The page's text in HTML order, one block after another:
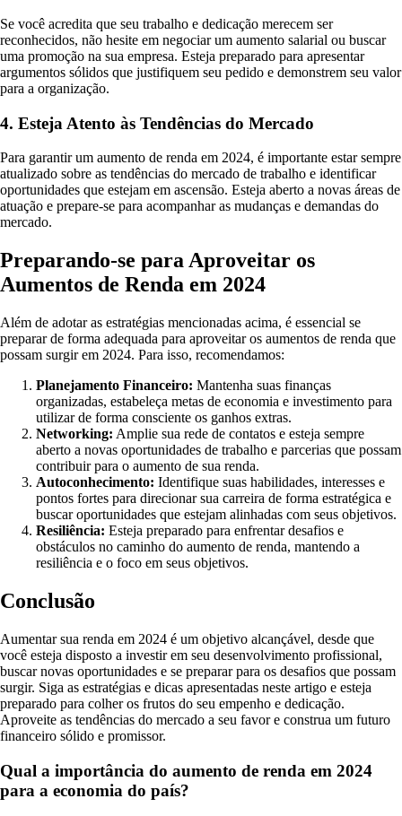
Se você acredita que seu trabalho e dedicação merecem ser
reconhecidos, não hesite em negociar um aumento salarial ou buscar
uma promoção na sua empresa. Esteja preparado para apresentar
argumentos sólidos que justifiquem seu pedido e demonstrem seu valor
para a organização.
4. Esteja Atento às Tendências do Mercado
Para garantir um aumento de renda em 2024, é importante estar sempre
atualizado sobre as tendências do mercado de trabalho e identificar
oportunidades que estejam em ascensão. Esteja aberto a novas áreas de
atuação e prepare-se para acompanhar as mudanças e demandas do
mercado.
Preparando-se para Aproveitar os
Aumentos de Renda em 2024
Além de adotar as estratégias mencionadas acima, é essencial se
preparar de forma adequada para aproveitar os aumentos de renda que
possam surgir em 2024. Para isso, recomendamos:
Planejamento Financeiro: Mantenha suas finanças
organizadas, estabeleça metas de economia e investimento para
utilizar de forma consciente os ganhos extras.
Networking: Amplie sua rede de contatos e esteja sempre
aberto a novas oportunidades de trabalho e parcerias que possam
contribuir para o aumento de sua renda.
Autoconhecimento: Identifique suas habilidades, interesses e
pontos fortes para direcionar sua carreira de forma estratégica e
buscar oportunidades que estejam alinhadas com seus objetivos.
Resiliência: Esteja preparado para enfrentar desafios e
obstáculos no caminho do aumento de renda, mantendo a
resiliência e o foco em seus objetivos.
Conclusão
Aumentar sua renda em 2024 é um objetivo alcançável, desde que
você esteja disposto a investir em seu desenvolvimento profissional,
buscar novas oportunidades e se preparar para os desafios que possam
surgir. Siga as estratégias e dicas apresentadas neste artigo e esteja
preparado para colher os frutos do seu empenho e dedicação.
Aproveite as tendências do mercado a seu favor e construa um futuro
financeiro sólido e promissor.
Qual a importância do aumento de renda em 2024
para a economia do país?